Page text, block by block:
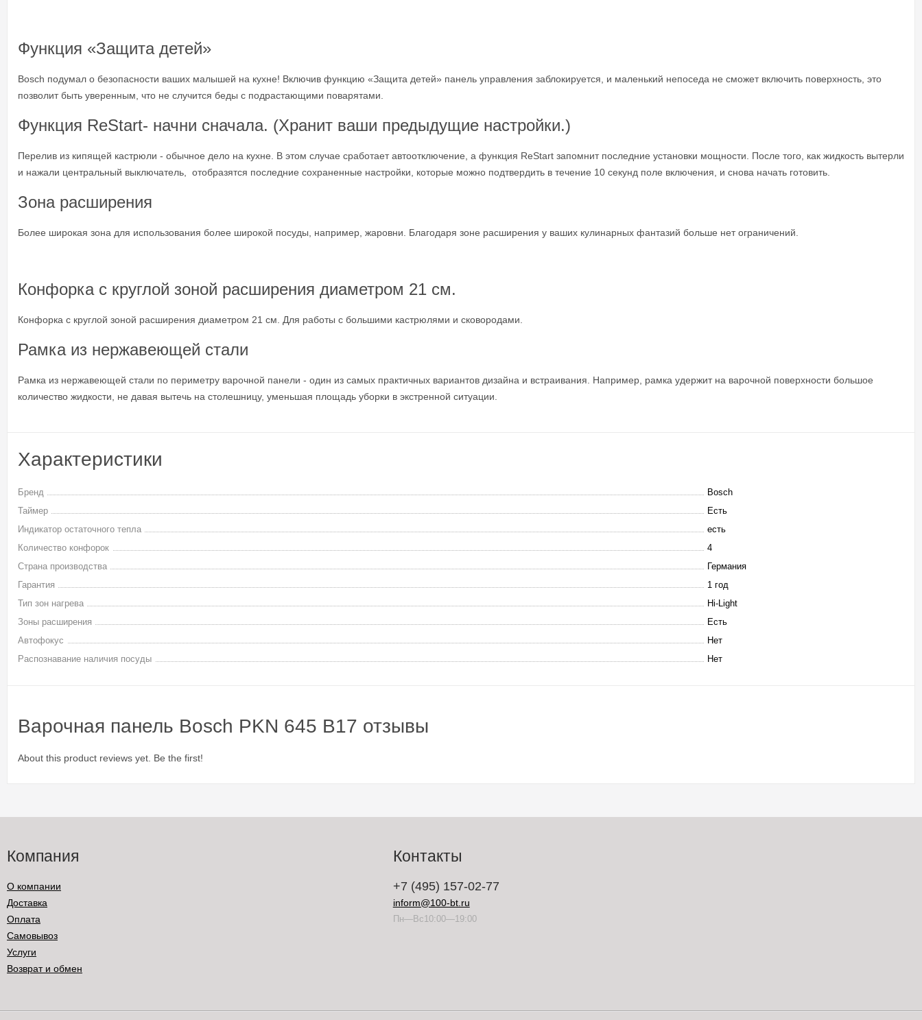
Функция «Защита детей»
Bosch подумал о безопасности ваших малышей на кухне! Включив функцию «Защита детей» панель управления заблокируется, и маленький непоседа не сможет включить поверхность, это
позволит быть уверенным, что не случится беды с подрастающими поварятами.
Функция ReStart- начни сначала. (Хранит ваши предыдущие настройки.)
Перелив из кипящей кастрюли - обычное дело на кухне. В этом случае сработает автоотключение, а функция ReStart запомнит последние установки мощности. После того, как жидкость вытерли
и нажали центральный выключатель, отобразятся последние сохраненные настройки, которые можно подтвердить в течение 10 секунд поле включения, и снова начать готовить.
Зона расширения
Более широкая зона для использования более широкой посуды, например, жаровни. Благодаря зоне расширения у ваших кулинарных фантазий больше нет ограничений.
Конфорка с круглой зоной расширения диаметром 21 см.
Конфорка с круглой зоной расширения диаметром 21 см. Для работы с большими кастрюлями и сковородами.
Рамка из нержавеющей стали
Рамка из нержавеющей стали по периметру варочной панели - один из самых практичных вариантов дизайна и встраивания. Например, рамка удержит на варочной поверхности большое
количество жидкости, не давая вытечь на столешницу, уменьшая площадь уборки в экстренной ситуации.
Характеристики
Бренд
Bosch
Таймер
Есть
Индикатор остаточного тепла
есть
Количество конфорок
4
Страна производства
Германия
Гарантия
1 год
Тип зон нагрева
Hi-Light
Зоны расширения
Есть
Автофокус
Нет
Распознавание наличия посуды
Нет
Варочная панель Bosch PKN 645 B17 отзывы
About this product reviews yet. Be the first!
Компания
О компании
Доставка
Оплата
Самовывоз
Услуги
Возврат и обмен
Контакты
+7 (495) 157-02-77
inform@100-bt.ru
Пн—Вс10:00—19:00